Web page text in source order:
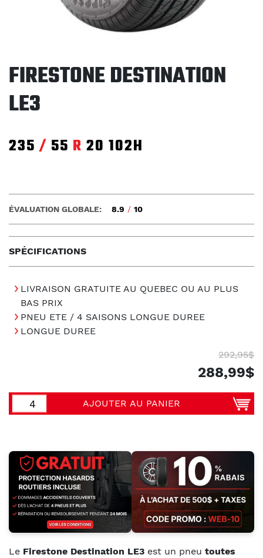
FIRESTONE DESTINATION
LE3
235 / 55 R 20 102H
SPÉCIFICATIONS
ÉVALUATION GLOBALE: 8.9 / 10
LIVRAISON GRATUITE AU QUEBEC OU AU PLUS
BAS PRIX
PNEU ETE / 4 SAISONS LONGUE DUREE
LONGUE DUREE
292,95$
288,99$
AJOUTER AU PANIER
Le Firestone Destination LE3 est un pneu toutes